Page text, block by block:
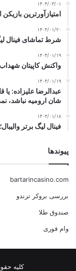
۱۴۰۴/۰۳/۰۱
امتیازآورترین
۱۴۰۴/۰۱/۲۰
شرط تماشای فینال
۱۴۰۴/۰۱/۱۹
واکنش کاپیتان
۱۴۰۴/۰۱/۱۹
عبدالرضا علیزاده: یا
شان ارومیه نباشد،
۱۴۰۴/۰۱/۱۸
فینال لیگ برتر
پیوندها
bartarincasino.com
بررسی بروکر ترندو
صندوق طلا
وام فوری
کلیه